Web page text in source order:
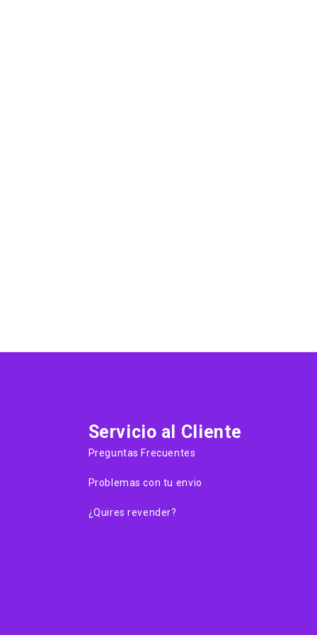
Servicio al Cliente
Preguntas Frecuentes
Problemas con tu envio
¿Quires revender?